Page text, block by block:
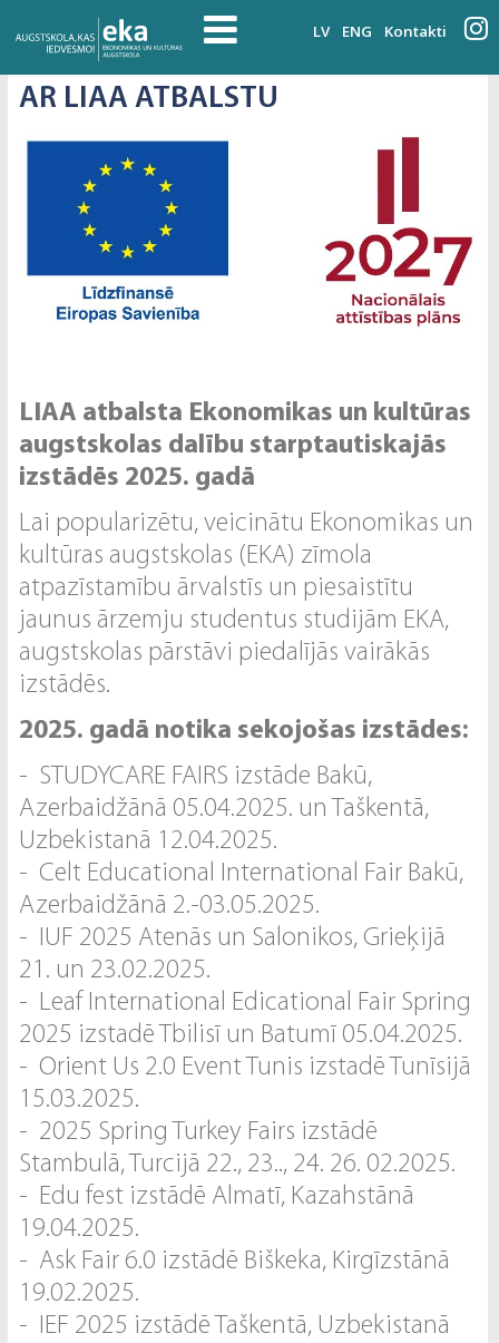
LV ENG Kontakti
AR LIAA ATBALSTU
LIAA atbalsta Ekonomikas un kultūras
augstskolas dalību starptautiskajās
izstādēs 2025. gadā
Lai popularizētu, veicinātu Ekonomikas un
kultūras augstskolas (EKA) zīmola
atpazīstamību ārvalstīs un piesaistītu
jaunus ārzemju studentus studijām EKA,
augstskolas pārstāvi piedalījās vairākās
izstādēs.
2025. gadā notika sekojošas izstādes:
- STUDYCARE FAIRS izstāde Bakū,
Azerbaidžānā 05.04.2025. un Taškentā,
Uzbekistanā 12.04.2025.
- Celt Educational International Fair Bakū,
Azerbaidžānā 2.-03.05.2025.
- IUF 2025 Atenās un Salonikos, Grieķijā
21. un 23.02.2025.
- Leaf International Edicational Fair Spring
2025 izstadē Tbilisī un Batumī 05.04.2025.
- Orient Us 2.0 Event Tunis izstadē Tunīsijā
15.03.2025.
- 2025 Spring Turkey Fairs izstādē
Stambulā, Turcijā 22., 23.., 24. 26. 02.2025.
- Edu fest izstādē Almatī, Kazahstānā
19.04.2025.
- Ask Fair 6.0 izstādē Biškeka, Kirgīzstānā
19.02.2025.
- IEF 2025 izstādē Taškentā, Uzbekistanā